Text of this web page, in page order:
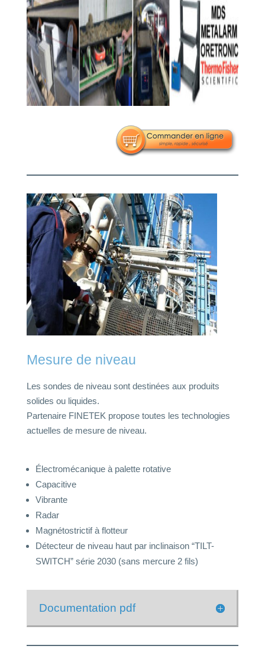
Mesure de niveau
Les sondes de niveau sont destinées aux produits
solides ou liquides.
Partenaire FINETEK propose toutes les technologies
actuelles de mesure de niveau.
Électromécanique à palette rotative
Capacitive
Vibrante
Radar
Magnétostrictif à flotteur
Détecteur de niveau haut par inclinaison “TILT-
SWITCH” série 2030 (sans mercure 2 fils)
Documentation pdf